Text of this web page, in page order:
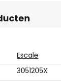
Escale
3051205X